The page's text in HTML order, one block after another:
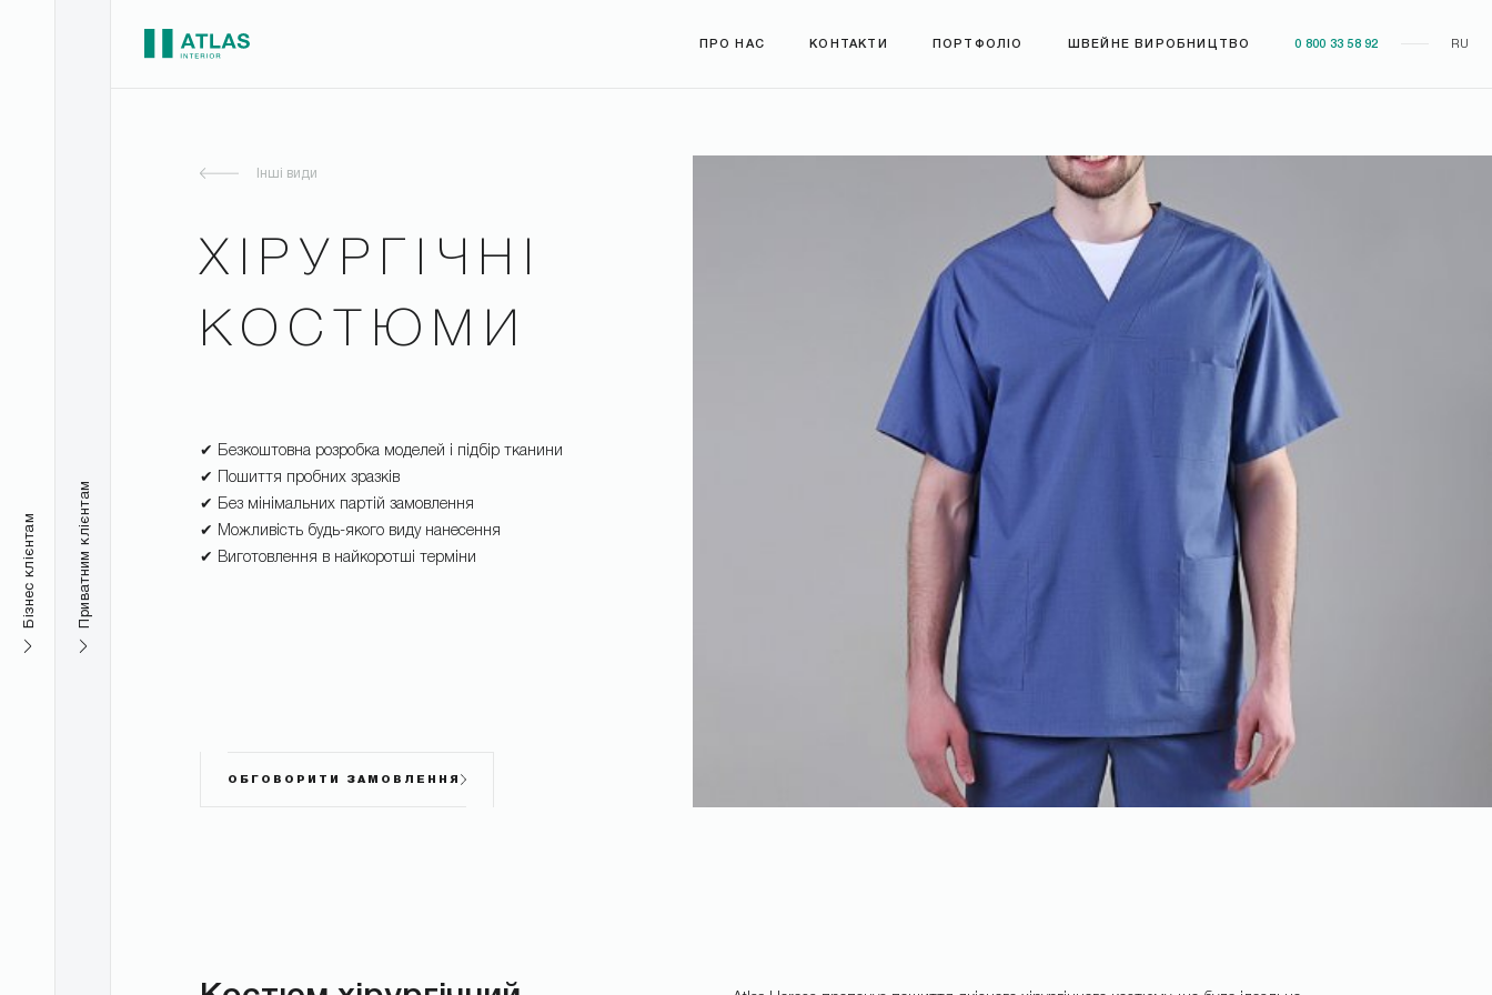
Бізнес клієнтам Приватним клієнтам
ПРО НАС КОНТАКТИ ПОРТФОЛІО ШВЕЙНЕ ВИРОБНИЦТВО 0 800 33 58 92 RU
Інші види
ХІРУРГІЧНІ
КОСТЮМИ
✔ Безкоштовна розробка моделей і підбір тканини
✔ Пошиття пробних зразків
✔ Без мінімальних партій замовлення
✔ Можливість будь-якого виду нанесення
✔ Виготовлення в найкоротші терміни
ОБГОВОРИТИ ЗАМОВЛЕННЯ